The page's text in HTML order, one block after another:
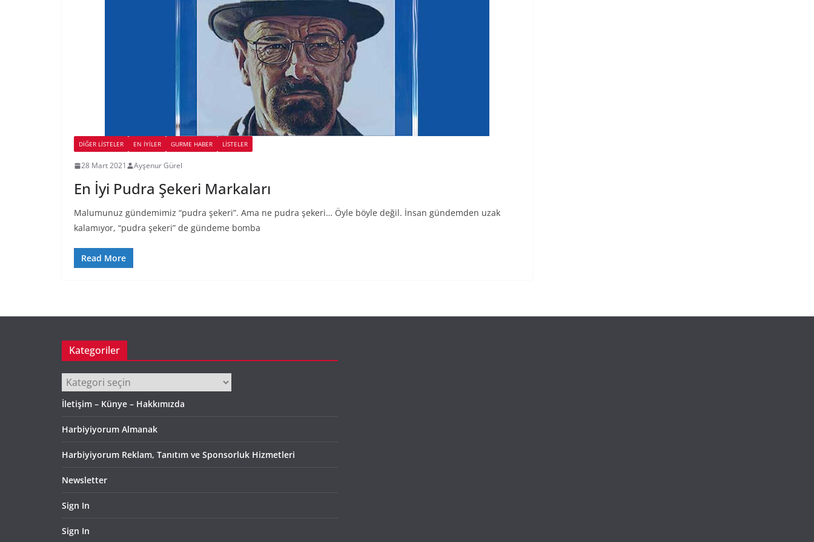
DIĞER LISTELER EN İYILER GURME HABER LİSTELER
28 Mart 2021 Ayşenur Gürel
En İyi Pudra Şekeri Markaları
Malumunuz gündemimiz “pudra şekeri”. Ama ne pudra şekeri… Öyle böyle değil. İnsan gündemden uzak
kalamıyor, “pudra şekeri” de gündeme bomba
Read More
Kategoriler
Kategoriler
İletişim – Künye – Hakkımızda
Harbiyiyorum Almanak
Harbiyiyorum Reklam, Tanıtım ve Sponsorluk Hizmetleri
Newsletter
Sign In
Sign In